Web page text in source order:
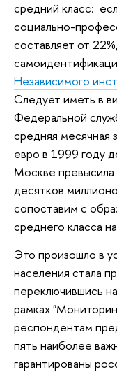
средний класс:
социально-
составляет от
Независимого
Следует иметь в
Федеральной
средняя месячная
евро в 1999 году
Москве
десятков
сопоставим с
среднего класса
Это произошло в
населения стала
переключившись
рамках
респондентам
пять наиболее
гарантированы